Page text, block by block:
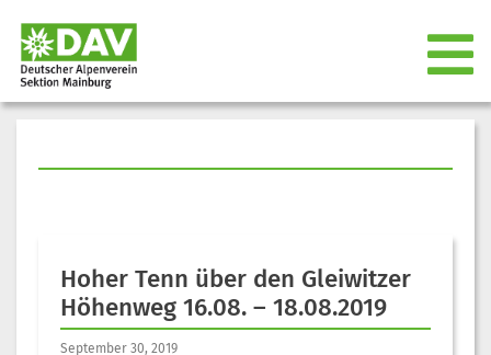
Hoher Tenn über den Gleiwitzer
Höhenweg 16.08. – 18.08.2019
September 30, 2019